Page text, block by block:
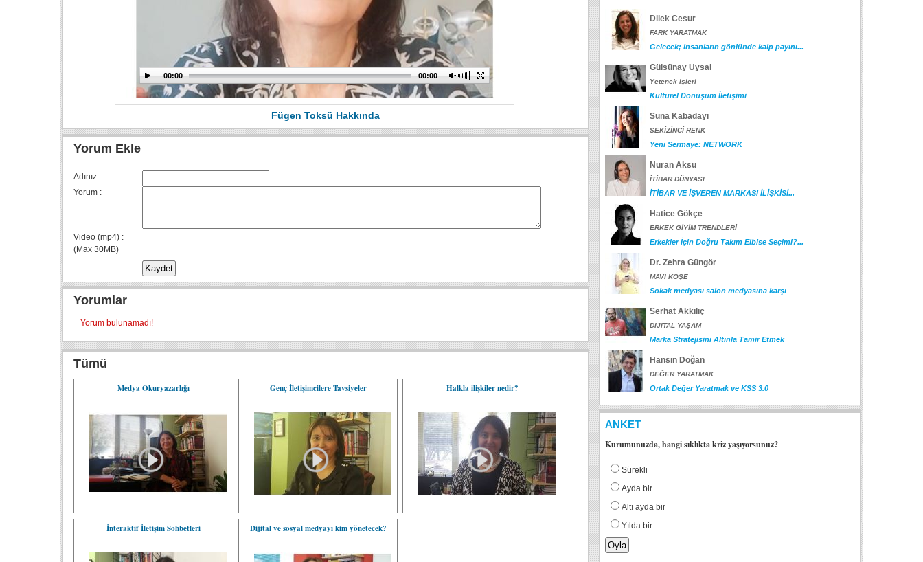
00:00 00:00
Fügen Toksü Hakkında
Yorum Ekle
Adınız :
Yorum :
Video (mp4) :
(Max 30MB)
Yorumlar
Yorum bulunamadı!
Tümü
Medya Okuryazarlığı Genç İletişimcilere Tavsiyeler Halkla ilişkiler nedir?
İnteraktif İletişim Sohbetleri Dijital ve sosyal medyayı kim yönetecek?
Dilek Cesur
FARK YARATMAK
Gelecek; insanların gönlünde kalp payını...
Gülsünay Uysal
Yetenek İşleri
Kültürel Dönüşüm İletişimi
Suna Kabadayı
SEKİZİNCİ RENK
Yeni Sermaye: NETWORK
Nuran Aksu
İTİBAR DÜNYASI
İTİBAR VE İŞVEREN MARKASI İLİŞKİSİ...
Hatice Gökçe
ERKEK GİYİM TRENDLERİ
Erkekler İçin Doğru Takım Elbise Seçimi?...
Dr. Zehra Güngör
MAVİ KÖŞE
Sokak medyası salon medyasına karşı
Serhat Akkılıç
DİJİTAL YAŞAM
Marka Stratejisini Altınla Tamir Etmek
Hansın Doğan
DEĞER YARATMAK
Ortak Değer Yaratmak ve KSS 3.0
ANKET
Kurumunuzda, hangi sıklıkta kriz yaşıyorsunuz?
Sürekli
Ayda bir
Altı ayda bir
Yılda bir